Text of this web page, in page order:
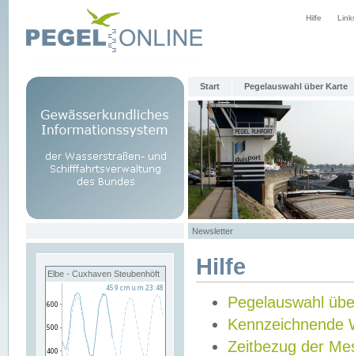
Hilfe
Start Pegelauswahl über Karte
Newsletter
Elbe - Cuxhaven Steubenhöft Hilfe
Pegelauswahl
Kennzeichnende
Zeitbezug der